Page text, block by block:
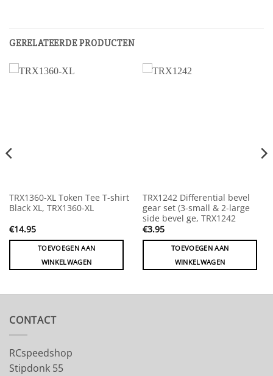
GERELATEERDE PRODUCTEN
TRX1360-XL Token Tee T-shirt
Black XL, TRX1360-XL
€14.95
TOEVOEGEN AAN
WINKELWAGEN
TRX1242 Differential bevel
gear set (3-small & 2-large
side bevel ge, TRX1242
€3.95
TOEVOEGEN AAN
WINKELWAGEN
CONTACT
RCspeedshop
Stipdonk 55